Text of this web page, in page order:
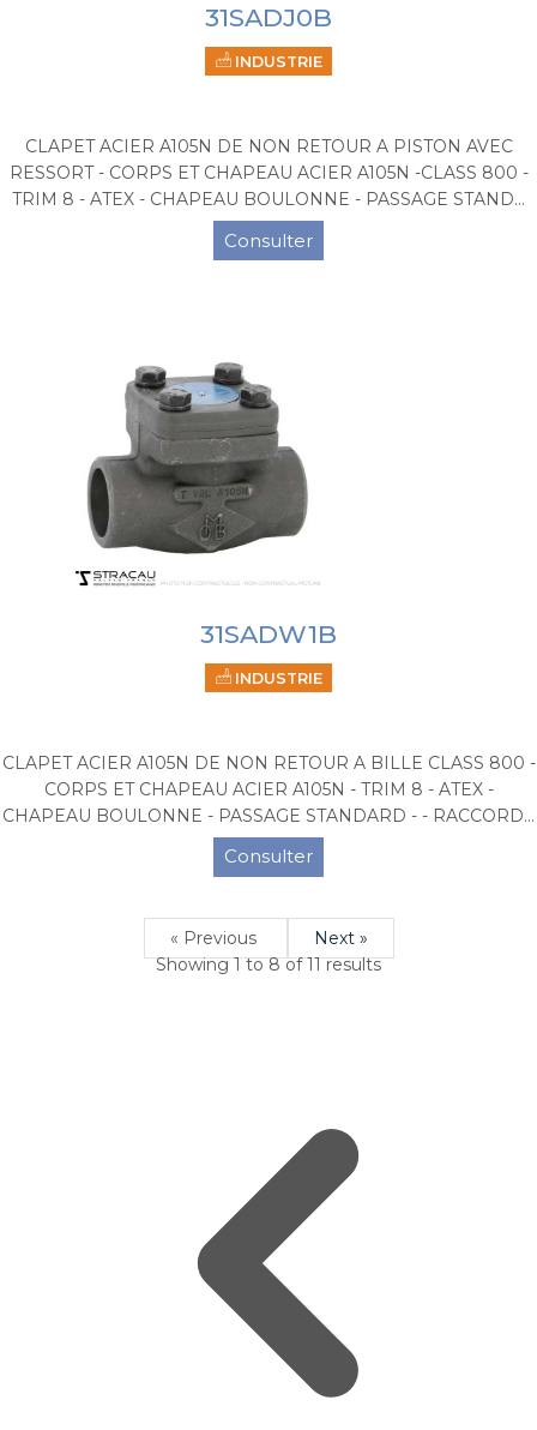
31SADJ0B
INDUSTRIE
CLAPET ACIER A105N DE NON RETOUR A PISTON AVEC
RESSORT - CORPS ET CHAPEAU ACIER A105N -CLASS 800 -
TRIM 8 - ATEX - CHAPEAU BOULONNE - PASSAGE STAND...
Consulter
31SADW1B
INDUSTRIE
CLAPET ACIER A105N DE NON RETOUR A BILLE CLASS 800 -
CORPS ET CHAPEAU ACIER A105N - TRIM 8 - ATEX -
CHAPEAU BOULONNE - PASSAGE STANDARD - - RACCORD...
Consulter
« Previous
Next »
Showing1to8of11results